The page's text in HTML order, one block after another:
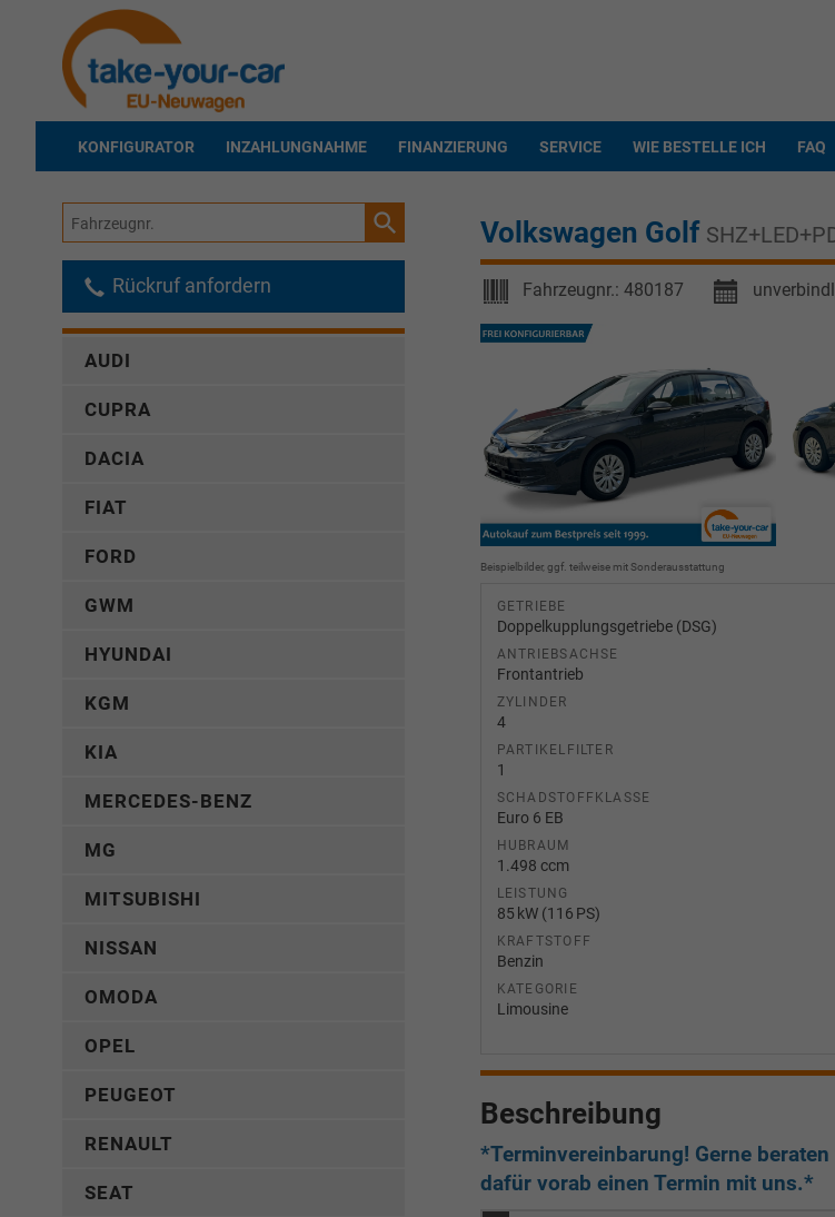
KONFIGURATOR INZAHLUNGNAHME FINANZIERUNG SERVICE WIE BESTELLE ICH FAQ
Volkswagen Golf
Fahrzeugnr.: 480187
Beispielbilder, ggf. teilweise mit Sonderausstattung
GETRIEBE
Doppelkupplungsgetriebe (DSG)
ANTRIEBSACHSE
Frontantrieb
ZYLINDER
4
PARTIKELFILTER
1
SCHADSTOFFKLASSE
Euro 6 EB
HUBRAUM
1.498 ccm
LEISTUNG
85 kW (116 PS)
KRAFTSTOFF
Benzin
KATEGORIE
Limousine
Beschreibung
*Terminvereinbarung! Gerne
dafür vorab einen Termin mit uns.*
Fahrzeugnr.
Rückruf anfordern
AUDI
CUPRA
DACIA
FIAT
FORD
GWM
HYUNDAI
KGM
KIA
MERCEDES-BENZ
MG
MITSUBISHI
NISSAN
OMODA
OPEL
PEUGEOT
RENAULT
SEAT